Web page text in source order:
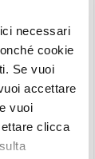
necessari
cookie
Se vuoi
accettare
vuoi
clicca
diCronos
Coin
bridge
rete a rete